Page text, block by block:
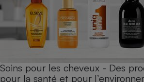
Soins pour les cheveux - Des
pour la santé et pour